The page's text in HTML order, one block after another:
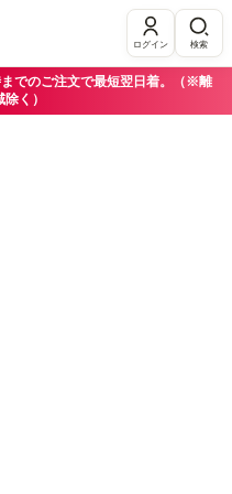
ログイン 検索
までのご注文で最短翌日着。（※離
く）